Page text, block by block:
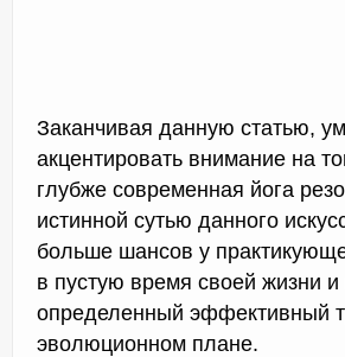
Заканчивая данную статью,
акцентировать внимание на
глубже современная йога
истинной сутью данного
больше шансов у
в пустую время своей жизни и
определенный эффективный
эволюционном плане.